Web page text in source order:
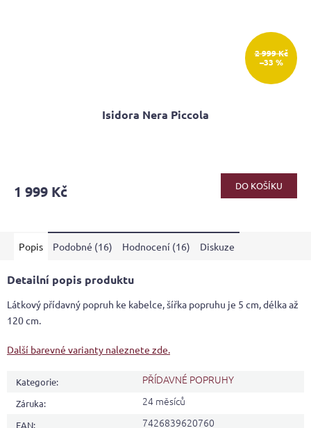
2 999 Kč
–33 %
Isidora Nera Piccola
je
hvězdiček.
1 999 Kč DO KOŠÍKU
Popis Podobné (16) Hodnocení (16) Diskuze
Detailní popis produktu
Látkový přídavný popruh ke kabelce, šířka popruhu je 5 cm, délka až
120 cm.
Další barevné varianty naleznete zde.
Kategorie: PŘÍDAVNÉ POPRUHY
Záruka: 24 měsíců
EAN: 7426839620760